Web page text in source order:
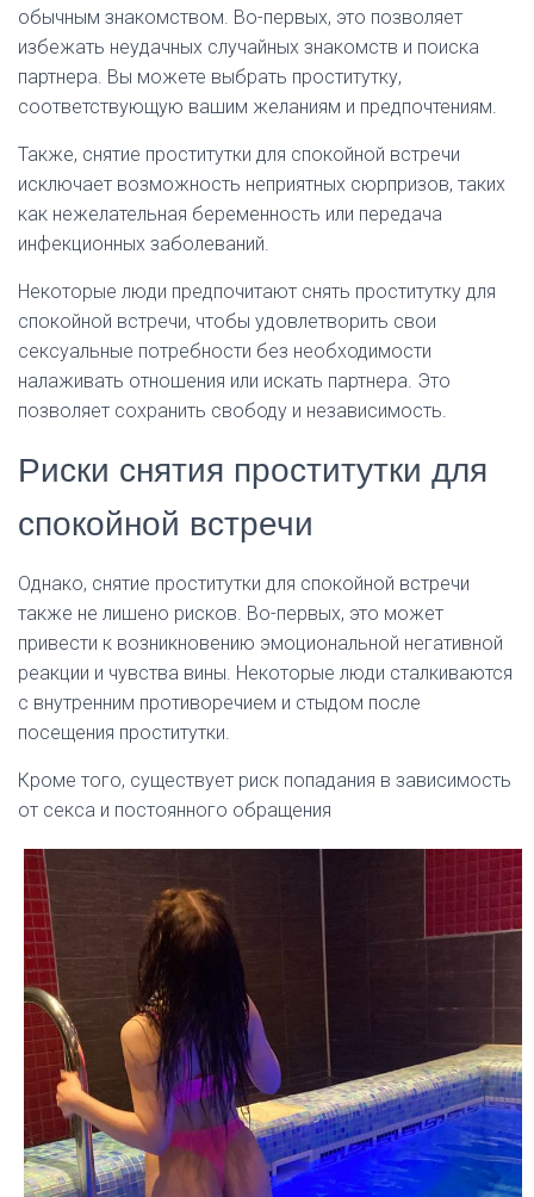
обычным знакомством. Во-первых, это позволяет
избежать неудачных случайных знакомств и поиска
партнера. Вы можете выбрать проститутку,
соответствующую вашим желаниям и предпочтениям.
Также, снятие проститутки для спокойной встречи
исключает возможность неприятных сюрпризов, таких
как нежелательная беременность или передача
инфекционных заболеваний.
Некоторые люди предпочитают снять проститутку для
спокойной встречи, чтобы удовлетворить свои
сексуальные потребности без необходимости
налаживать отношения или искать партнера. Это
позволяет сохранить свободу и независимость.
Риски снятия проститутки для
спокойной встречи
Однако, снятие проститутки для спокойной встречи
также не лишено рисков. Во-первых, это может
привести к возникновению эмоциональной негативной
реакции и чувства вины. Некоторые люди сталкиваются
с внутренним противоречием и стыдом после
посещения проститутки.
Кроме того, существует риск попадания в зависимость
от секса и постоянного обращения